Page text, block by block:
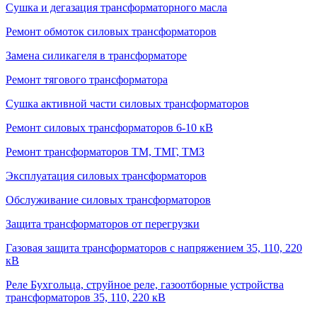
Сушка и дегазация трансформаторного масла
Ремонт обмоток силовых трансформаторов
Замена силикагеля в трансформаторе
Ремонт тягового трансформатора
Сушка активной части силовых трансформаторов
Ремонт силовых трансформаторов 6-10 кВ
Ремонт трансформаторов ТМ, ТМГ, ТМЗ
Эксплуатация силовых трансформаторов
Обслуживание силовых трансформаторов
Защита трансформаторов от перегрузки
Газовая защита трансформаторов с напряжением 35, 110, 220
кВ
Реле Бухгольца, струйное реле, газоотборные устройства
трансформаторов 35, 110, 220 кВ